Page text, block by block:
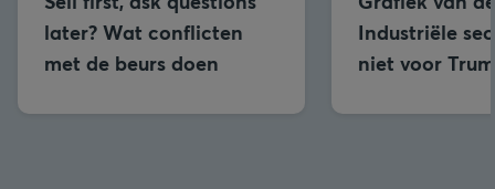
later? Wat conflicten
met de beurs doen
Industriële
niet voor